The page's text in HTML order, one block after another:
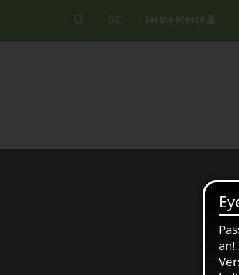
DE Meine Messe